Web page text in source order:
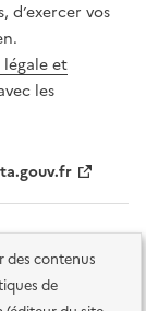
des contenus
de
vos
et
les